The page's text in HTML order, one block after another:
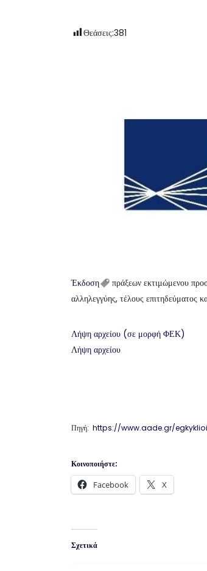
Θεάσεις:381
Έκδοση πράξεων εκτιμώμενου
αλληλεγγύης, τέλους επιτηδεύματος
Λήψη αρχείου (σε μορφή ΦΕΚ)
Λήψη αρχείου
Πηγή: https://www.aade.gr/
Κοινοποιήστε:
Facebook X
Σχετικά